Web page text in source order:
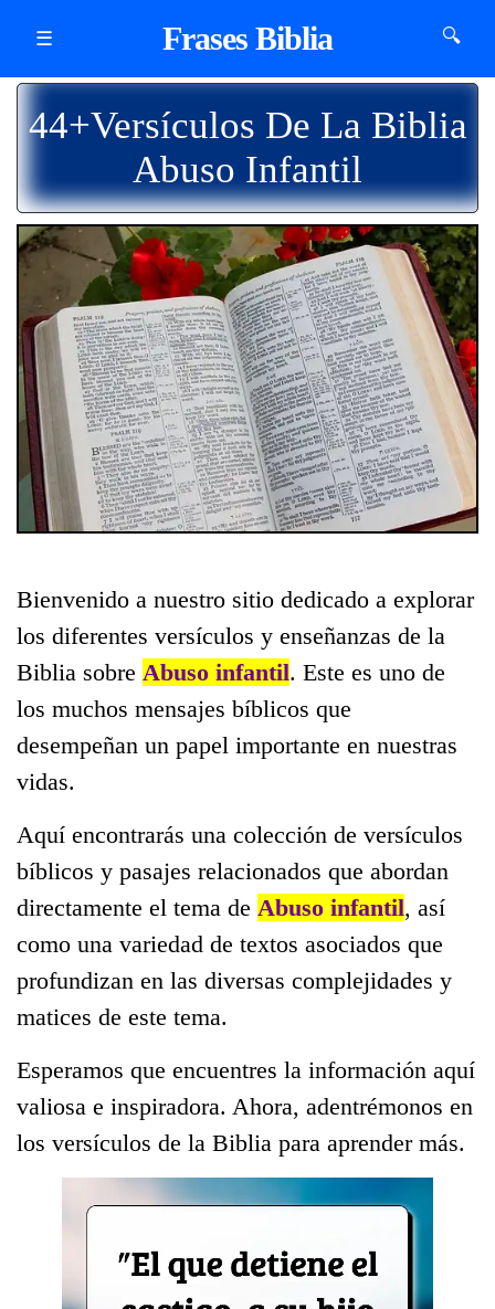
☰ Frases Biblia 🔍
44+Versículos De La Biblia
Abuso Infantil
Bienvenido a nuestro sitio dedicado a explorar
los diferentes versículos y enseñanzas de la
Biblia sobre Abuso infantil. Este es uno de
los muchos mensajes bíblicos que
desempeñan un papel importante en nuestras
vidas.
Aquí encontrarás una colección de versículos
bíblicos y pasajes relacionados que abordan
directamente el tema de Abuso infantil, así
como una variedad de textos asociados que
profundizan en las diversas complejidades y
matices de este tema.
Esperamos que encuentres la información aquí
valiosa e inspiradora. Ahora, adentrémonos en
los versículos de la Biblia para aprender más.